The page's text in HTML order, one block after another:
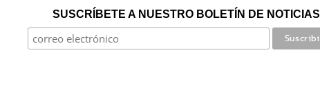
SUSCRÍBETE A NUESTRO BOLETÍN DE NOTICIAS